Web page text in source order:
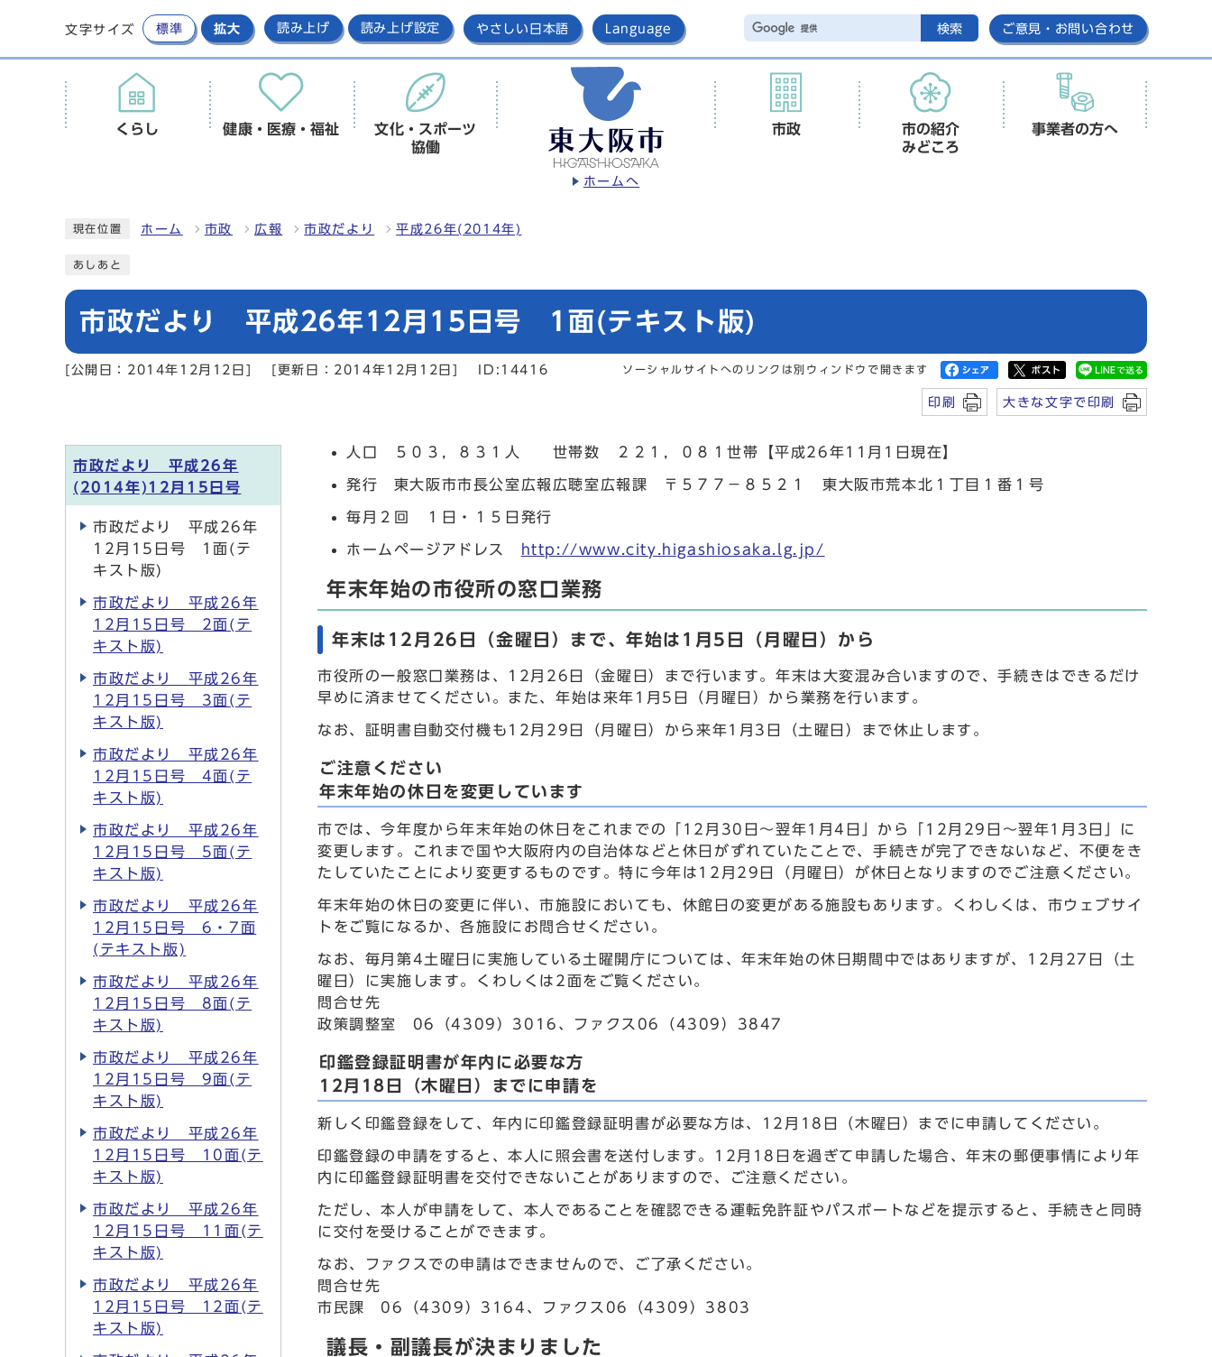
文字サイズ 標準 拡大 読み上げ 読み上げ設定 やさしい日本語 Language 検索 ご意見・お問い合わせ
ホームへ
くらし 健康・医療・福祉
文化・スポーツ
協働
市政
市の紹介
みどころ
事業者の方へ
現在位置 ホーム 市政 広報 市政だより 平成26年(2014年)
あしあと
市政だより 平成26年12月15日号 1面(テキスト版)
[公開日：2014年12月12日] [更新日：2014年12月12日] ID:14416 ソーシャルサイトへのリンクは別ウィンドウで開きます
印刷 大きな文字で印刷
人口 ５０３，８３１人 世帯数 ２２１，０８１世帯【平成26年11月1日現在】
発行 東大阪市市長公室広報広聴室広報課 〒５７７－８５２１ 東大阪市荒本北１丁目１番１号
毎月２回 １日・１５日発行
ホームページアドレス http://www.city.higashiosaka.lg.jp/
年末年始の市役所の窓口業務
年末は12月26日（金曜日）まで、年始は1月5日（月曜日）から
市役所の一般窓口業務は、12月26日（金曜日）まで行います。年末は大変混み合いますので、手続きはできるだけ
早めに済ませてください。また、年始は来年1月5日（月曜日）から業務を行います。
なお、証明書自動交付機も12月29日（月曜日）から来年1月3日（土曜日）まで休止します。
ご注意ください
年末年始の休日を変更しています
市では、今年度から年末年始の休日をこれまでの「12月30日～翌年1月4日」から「12月29日～翌年1月3日」に
変更します。これまで国や大阪府内の自治体などと休日がずれていたことで、手続きが完了できないなど、不便をき
たしていたことにより変更するものです。特に今年は12月29日（月曜日）が休日となりますのでご注意ください。
年末年始の休日の変更に伴い、市施設においても、休館日の変更がある施設もあります。くわしくは、市ウェブサイ
トをご覧になるか、各施設にお問合せください。
なお、毎月第4土曜日に実施している土曜開庁については、年末年始の休日期間中ではありますが、12月27日（土
曜日）に実施します。くわしくは2面をご覧ください。
問合せ先
政策調整室 06（4309）3016、ファクス06（4309）3847
印鑑登録証明書が年内に必要な方
12月18日（木曜日）までに申請を
新しく印鑑登録をして、年内に印鑑登録証明書が必要な方は、12月18日（木曜日）までに申請してください。
印鑑登録の申請をすると、本人に照会書を送付します。12月18日を過ぎて申請した場合、年末の郵便事情により年
内に印鑑登録証明書を交付できないことがありますので、ご注意ください。
ただし、本人が申請をして、本人であることを確認できる運転免許証やパスポートなどを提示すると、手続きと同時
に交付を受けることができます。
なお、ファクスでの申請はできませんので、ご了承ください。
問合せ先
市民課 06（4309）3164、ファクス06（4309）3803
議長・副議長が決まりました
市政だより 平成26年
(2014年)12月15日号
市政だより 平成26年
12月15日号 1面(テ
キスト版)
市政だより 平成26年
12月15日号 2面(テ
キスト版)
市政だより 平成26年
12月15日号 3面(テ
キスト版)
市政だより 平成26年
12月15日号 4面(テ
キスト版)
市政だより 平成26年
12月15日号 5面(テ
キスト版)
市政だより 平成26年
12月15日号 6・7面
(テキスト版)
市政だより 平成26年
12月15日号 8面(テ
キスト版)
市政だより 平成26年
12月15日号 9面(テ
キスト版)
市政だより 平成26年
12月15日号 10面(テ
キスト版)
市政だより 平成26年
12月15日号 11面(テ
キスト版)
市政だより 平成26年
12月15日号 12面(テ
キスト版)